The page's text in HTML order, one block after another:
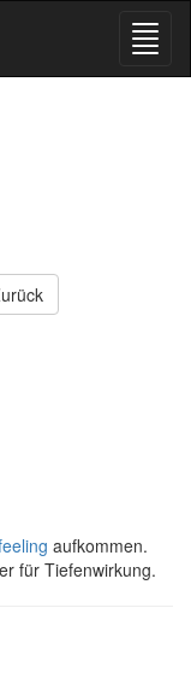
aufkommen.
für Tiefenwirkung.